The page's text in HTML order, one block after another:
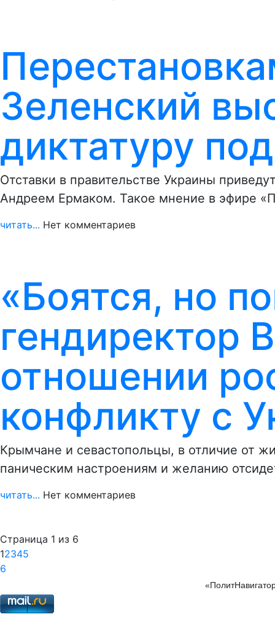
Зеленский
диктатуру
Отставки в правительстве Украины
Андреем Ермаком. Такое мнение в эфире
читать... Нет комментариев
«Боятся, но
отношении
конфликту с
Крымчане и севастопольцы, в отличие от
паническим настроениям и желанию
читать... Нет комментариев
Страница 1 из 6
12345
6